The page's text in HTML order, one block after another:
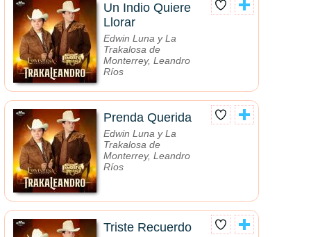
Un Indio Quiere
Llorar
Edwin Luna y La
Trakalosa de
Monterrey, Leandro
Ríos
Prenda Querida
Edwin Luna y La
Trakalosa de
Monterrey, Leandro
Ríos
Triste Recuerdo